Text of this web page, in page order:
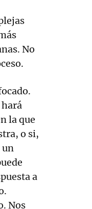
No
la que
o si,
un
a
Nos